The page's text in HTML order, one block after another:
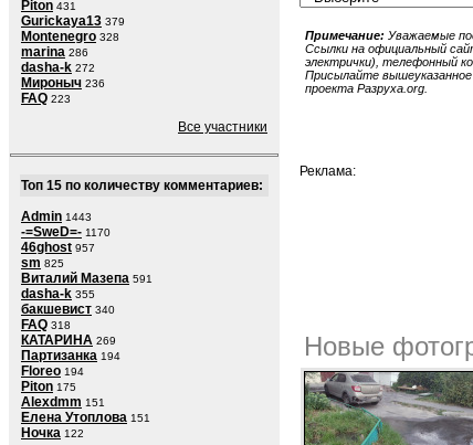
Piton 431
Gurickaya13 379
Montenegro 328
marina 286
dasha-k 272
Мироныч 236
FAQ 223
Все участники
Топ 15 по количеству комментариев:
Admin 1443
-=SweD=- 1170
46ghost 957
sm 825
Виталий Мазепа 591
dasha-k 355
бакшевист 340
FAQ 318
КАТАРИНА 269
Партизанка 194
Floreo 194
Piton 175
Alexdmm 151
Елена Утоплова 151
Ночка 122
Примечание: Уважаемые
Ссылки на официальный
электрички), телефонный
Присылайте вышеуказанное
проекта Разруха.org.
Реклама:
Новые